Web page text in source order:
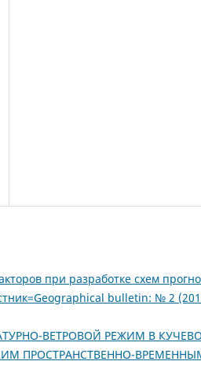
при разработке схем
bulletin: № 2
ВЕТРОВОЙ РЕЖИМ В
ПРОСТРАНСТВЕННО-